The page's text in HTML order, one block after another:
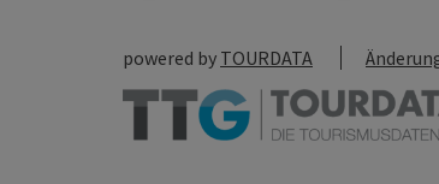
powered by TOURDATA